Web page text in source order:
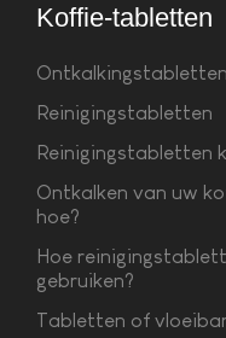
Koffie-tabletten
Ontkalkingstabletten
Reinigingstabletten
Reinigingstabletten
Ontkalken van uw
hoe?
Hoe
gebruiken?
Tabletten of